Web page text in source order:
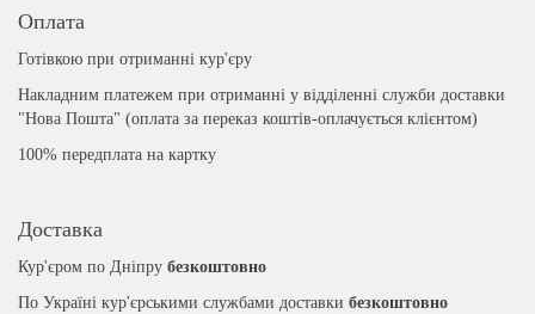
Оплата
Готівкою при отриманні кур'єру
Накладним платежем при отриманні у відділенні служби доставки
"Нова Пошта" (оплата за переказ коштів-оплачується клієнтом)
100% передплата на картку
Доставка
Кур'єром по Дніпру безкоштовно
По Україні кур'єрськими службами доставки безкоштовно